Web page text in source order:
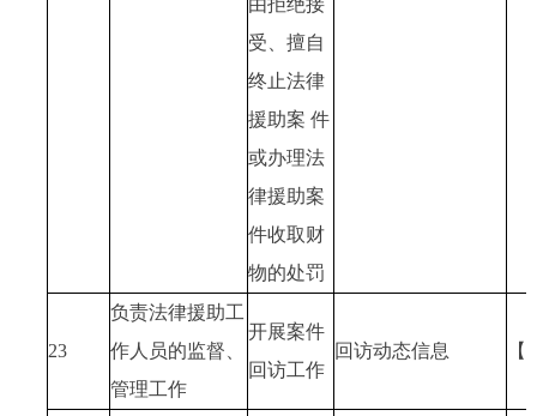
受、擅自
终止法律
援助案 件
或办理法
律援助案
件收取财
物的处罚
23
负责法律援助工
作人员的监督、
管理工作
开展案件
回访工作
回访动态信息